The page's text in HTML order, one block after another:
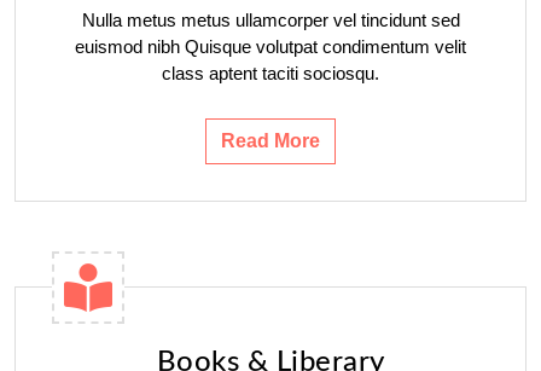
Nulla metus metus ullamcorper vel tincidunt sed
euismod nibh Quisque volutpat condimentum velit
class aptent taciti sociosqu.
Read More
Books & Liberary